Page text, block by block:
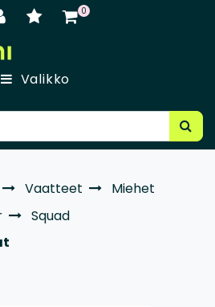
0
Valikko
Vaatteet
Miehet
Squad